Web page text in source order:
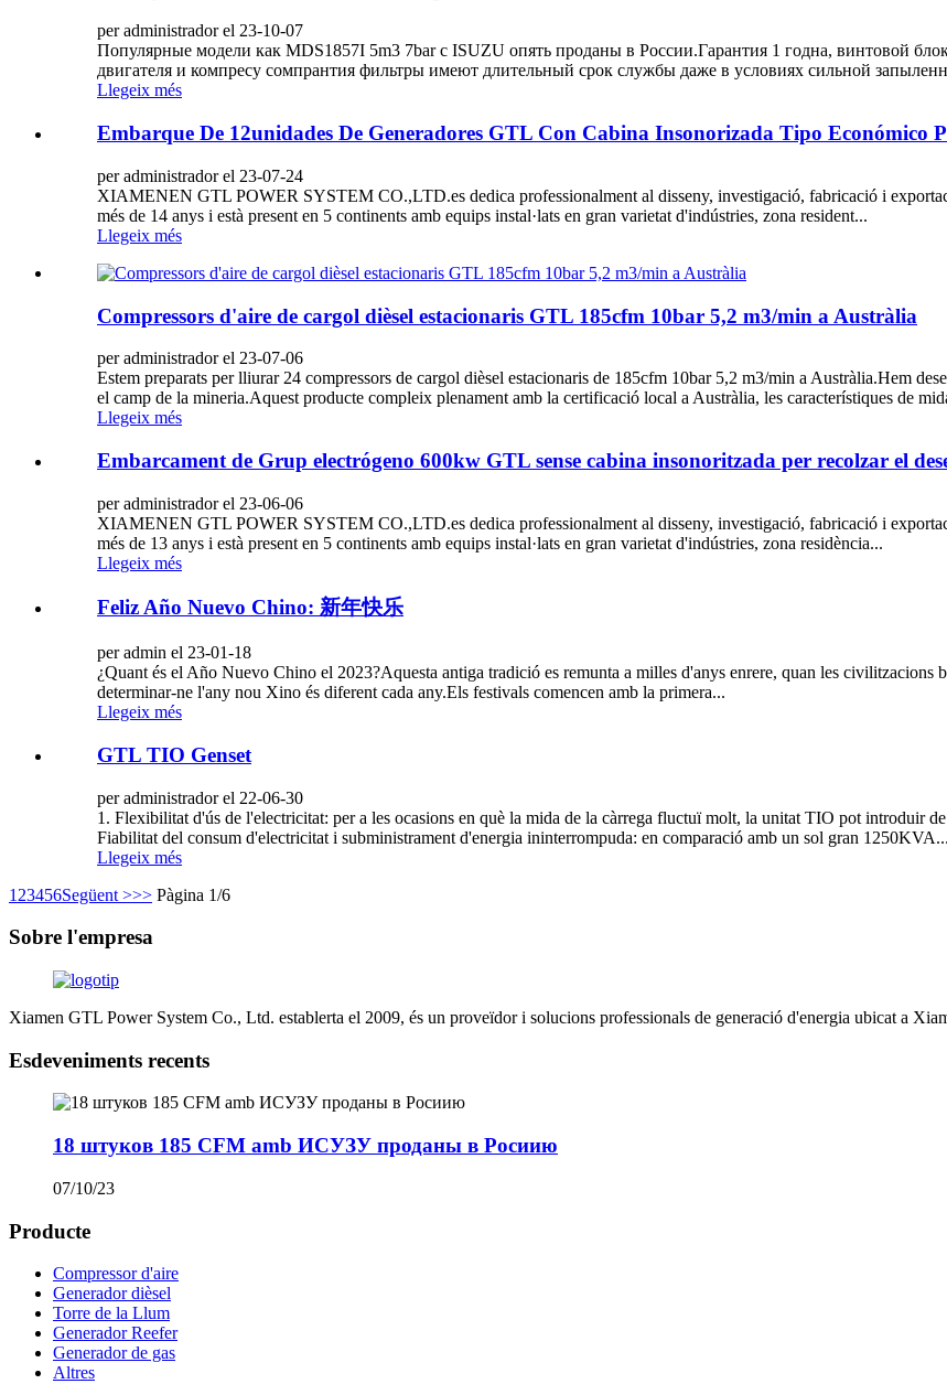
per administrador el 23-10-07
Популярные модели как MDS1857I 5m3 7bar c ISUZU опять проданы в России.Гарантия 1 годна, винтовой
двигателя и компресу сомпрантия фильтры имеют длительный срок службы даже в условиях сильной
Llegeix més
Embarque De 12unidades De Generadores GTL Con Cabina Insonorizada Tipo Económico
per administrador el 23-07-24
XIAMENEN GTL POWER SYSTEM CO.,LTD.es dedica professionalment al disseny, investigació, fabricació i
més de 14 anys i està present en 5 continents amb equips instal·lats en gran varietat d'indústries, zona resident...
Llegeix més
Compressors d'aire de cargol dièsel estacionaris GTL 185cfm 10bar 5,2 m3/min a Austràlia
per administrador el 23-07-06
Estem preparats per lliurar 24 compressors de cargol dièsel estacionaris de 185cfm 10bar 5,2 m3/min a Austràlia.Hem
el camp de la mineria.Aquest producte compleix plenament amb la certificació local a Austràlia, les característiques de
Llegeix més
Embarcament de Grup electrógeno 600kw GTL sense cabina insonoritzada per recolzar el
per administrador el 23-06-06
XIAMENEN GTL POWER SYSTEM CO.,LTD.es dedica professionalment al disseny, investigació, fabricació i
més de 13 anys i està present en 5 continents amb equips instal·lats en gran varietat d'indústries, zona residència...
Llegeix més
Feliz Año Nuevo Chino: 新年快乐
per admin el 23-01-18
¿Quant és el Año Nuevo Chino el 2023?Aquesta antiga tradició es remunta a milles d'anys enrere, quan les civilitzacions
determinar-ne l'any nou Xino és diferent cada any.Els festivals comencen amb la primera...
Llegeix més
GTL TIO Genset
per administrador el 22-06-30
1. Flexibilitat d'ús de l'electricitat: per a les ocasions en què la mida de la càrrega fluctuï molt, la unitat TIO pot introduir
Fiabilitat del consum d'electricitat i subministrament d'energia ininterrompuda: en comparació amb un sol gran 1250KVA...
Llegeix més
1 23456Següent >>> Pàgina 1/6
Sobre l'empresa
Xiamen GTL Power System Co., Ltd. establerta el 2009, és un proveïdor i solucions professionals de generació d'energia ubicat a
Esdeveniments recents
18 штуков 185 CFM amb ИСУЗУ проданы в Росиию
07/10/23
Producte
Compressor d'aire
Generador dièsel
Torre de la Llum
Generador Reefer
Generador de gas
Altres